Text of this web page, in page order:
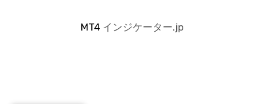
MT4インジケーター.jp